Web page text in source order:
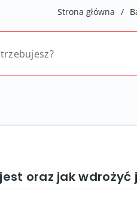
Strona główna /
oraz jak